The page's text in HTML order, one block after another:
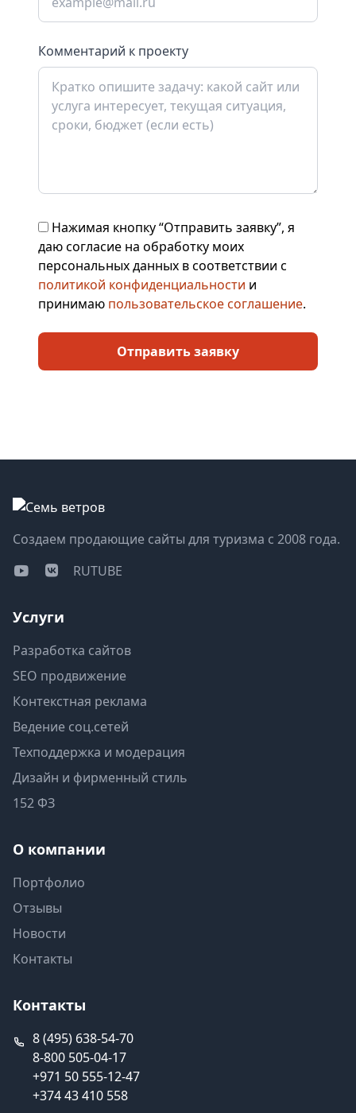
Комментарий к проекту
Нажимая кнопку “Отправить заявку”, я
даю согласие на обработку моих
персональных данных в соответствии с
политикой конфиденциальности и
принимаю пользовательское соглашение.
Отправить заявку
Создаем продающие сайты для туризма с 2008 года.
RUTUBE
Услуги
Разработка сайтов
SEO продвижение
Контекстная реклама
Ведение соц.сетей
Техподдержка и модерация
Дизайн и фирменный стиль
152 ФЗ
О компании
Портфолио
Отзывы
Новости
Контакты
Контакты
8 (495) 638-54-70
8-800 505-04-17
+971 50 555-12-47
+374 43 410 558